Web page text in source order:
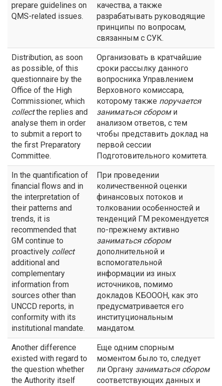
prepare guidelines on
QMS-related issues.
качества, а также
разрабатывать руководящие
принципы по вопросам,
связанным с СУК.
Distribution, as soon
as possible, of this
questionnaire by the
Office of the High
Commissioner, which
collectthe replies and
analyse them in order
to submit a report to
the first Preparatory
Committee.
Организовать в кратчайшие
сроки рассылку данного
вопросника Управлением
Верховного комиссара,
которому также поручается
заниматься сбороми
анализом ответов, с тем
чтобы представить доклад на
первой сессии
Подготовительного комитета.
In the quantification of
financial flows and in
the interpretation of
their patterns and
trends, it is
recommended that
GM continue to
proactively collect
additional and
complementary
information from
sources other than
UNCCD reports, in
conformity with its
institutional mandate.
При проведении
количественной оценки
финансовых потоков и
толковании особенностей и
тенденций ГМ рекомендуется
по-прежнему активно
заниматься сбором
дополнительной и
вспомогательной
информации из иных
источников, помимо
докладов КБОООН, как это
предусматривается его
институциональным
мандатом.
Another difference
existed with regard to
the question whether
the Authority itself
Еще одним спорным
моментом было то, следует
ли Органу заниматься сбором
соответствующих данных и